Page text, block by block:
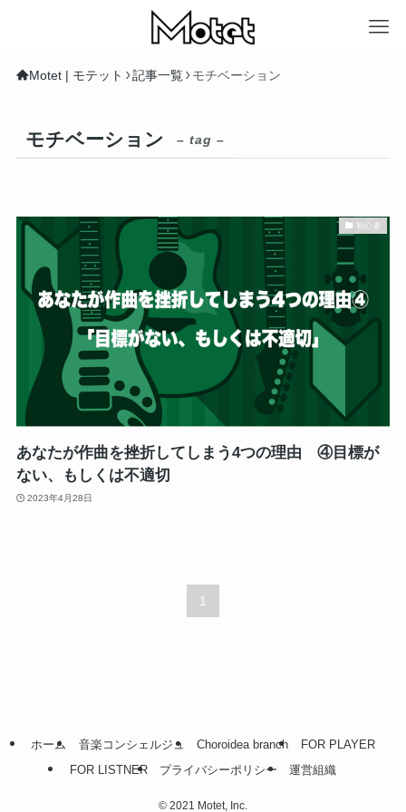
Motet | モテット 記事一覧 モチベーション
モチベーション – tag –
初心者
あなたが作曲を挫折してしまう4つの理由 ④目標が
ない、もしくは不適切
2023年4月28日
1
ホーム 音楽コンシェルジュ Choroidea branch
FOR PLAYER
FOR LISTNER
プライバシーポリシー 運営組織
© 2021 Motet, Inc.